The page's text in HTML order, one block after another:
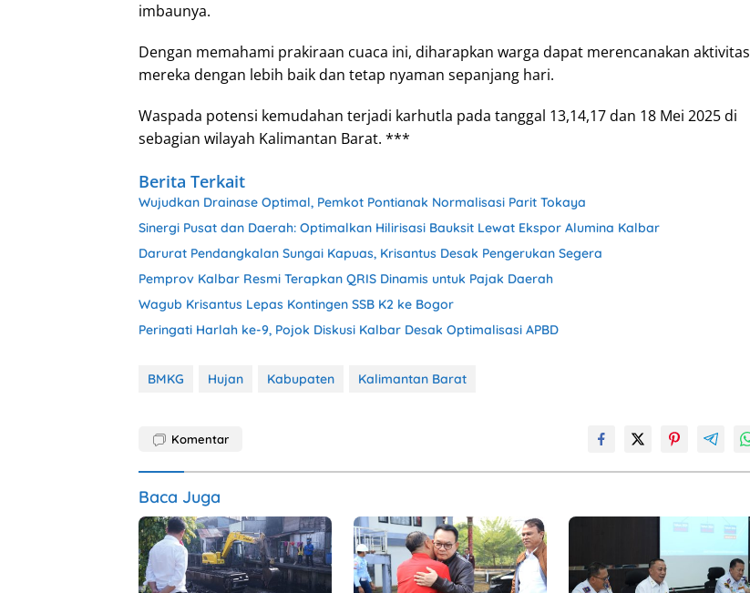
imbaunya.
Dengan memahami prakiraan cuaca ini, diharapkan warga dapat merencanakan aktivitas
mereka dengan lebih baik dan tetap nyaman sepanjang hari.
Waspada potensi kemudahan terjadi karhutla pada tanggal 13,14,17 dan 18 Mei 2025 di
sebagian wilayah Kalimantan Barat. ***
Berita Terkait
Wujudkan Drainase Optimal, Pemkot Pontianak Normalisasi Parit Tokaya
Sinergi Pusat dan Daerah: Optimalkan Hilirisasi Bauksit Lewat Ekspor Alumina Kalbar
Darurat Pendangkalan Sungai Kapuas, Krisantus Desak Pengerukan Segera
Pemprov Kalbar Resmi Terapkan QRIS Dinamis untuk Pajak Daerah
Wagub Krisantus Lepas Kontingen SSB K2 ke Bogor
Peringati Harlah ke-9, Pojok Diskusi Kalbar Desak Optimalisasi APBD
BMKG Hujan Kabupaten Kalimantan Barat
Komentar
Baca Juga